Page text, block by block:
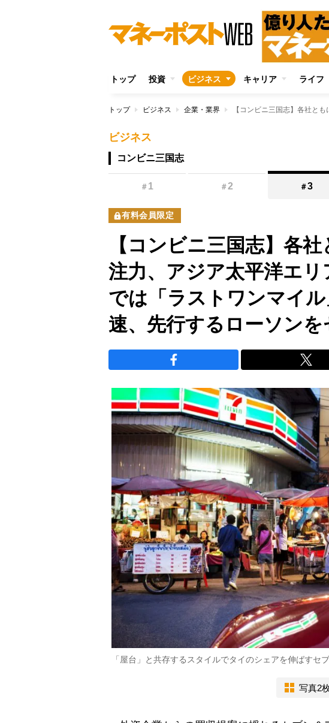
トップ 投資 ビジネス キャリア ライフ
トップ ビジネス 企業・業界
ビジネス
コンビニ三国志
＃ 1 ＃2 ＃3
有料会員限定
【コンビニ三国志】各
注力、アジア太平洋エ
では「ラストワンマイ
速、先行するローソンを
「屋台」と共存するスタイルでタイのシェアを伸ばすセ
写真2